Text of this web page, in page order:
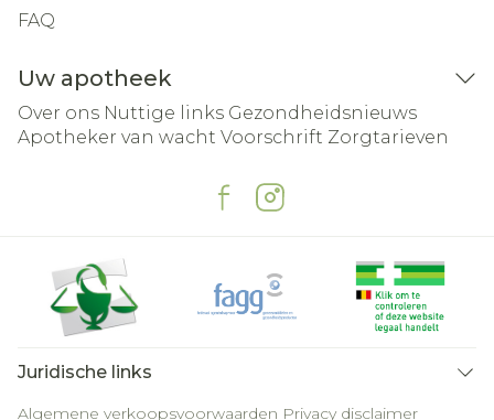
FAQ
Uw apotheek
Over ons Nuttige links Gezondheidsnieuws
Apotheker van wacht Voorschrift Zorgtarieven
Juridische links
Algemene verkoopsvoorwaarden Privacy disclaimer